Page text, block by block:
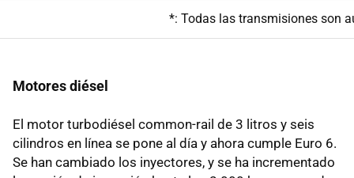
*: Todas las transmisiones son
Motores diésel
El motor turbodiésel common-rail de 3 litros y seis
cilindros en línea se pone al día y ahora cumple Euro 6.
Se han cambiado los inyectores, y se ha incrementado